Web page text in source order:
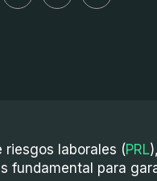
riesgos laborales (PRL
fundamental para